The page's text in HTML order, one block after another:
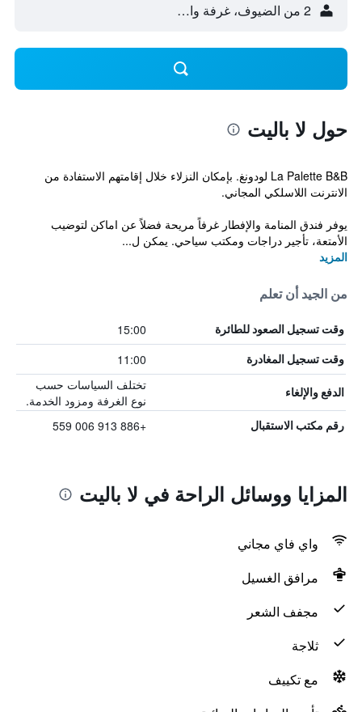
2 من الضيوف، غرفة واحدة
حول لا باليت
La Palette B&B لودونغ. بإمكان النزلاء خلال إقامتهم الاستفادة من
الانترنت اللاسلكي المجاني.
يوفر فندق المنامة والإفطار غرفاً مريحة فضلاً عن اماكن لتوضيب
الأمتعة، تأجير دراجات ومكتب سياحي. يمكن ل...
المزيد
من الجيد أن تعلم
وقت تسجيل الصعود للطائرة 15:00
وقت تسجيل المغادرة 11:00
الدفع والإلغاء
تختلف السياسات حسب
نوع الغرفة ومزود الخدمة.
رقم مكتب الاستقبال +886 913 006 559
المزايا ووسائل الراحة في لا باليت
واي فاي مجاني
مرافق الغسيل
مجفف الشعر
ثلاجة
مع تكييف